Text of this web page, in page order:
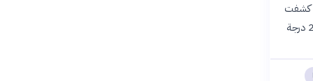
أكثر من 100 ضعف حجمه الأصلي ويبتلع الكواكب القريبة. لكن في 1 يوليو 2026، كشفت
ملاحظات تلسكوب «جيمس ويب» الفضائي التابع لوكالة ناسا عن أن الكوكب أكثر سخونة بمقدار 240 درجة